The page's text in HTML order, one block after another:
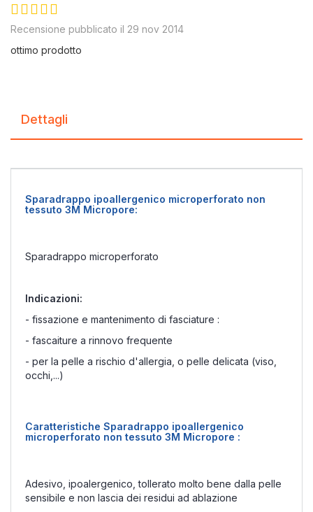
100%
Recensione pubblicato il 29 nov 2014
ottimo prodotto
Dettagli
Sparadrappo ipoallergenico microperforato non
tessuto 3M Micropore:
Sparadrappo microperforato
Indicazioni:
- fissazione e mantenimento di fasciature :
- fascaiture a rinnovo frequente
- per la pelle a rischio d'allergia, o pelle delicata (viso,
occhi,...)
Caratteristiche Sparadrappo ipoallergenico
microperforato non tessuto 3M Micropore :
Adesivo, ipoalergenico, tollerato molto bene dalla pelle
sensibile e non lascia dei residui ad ablazione